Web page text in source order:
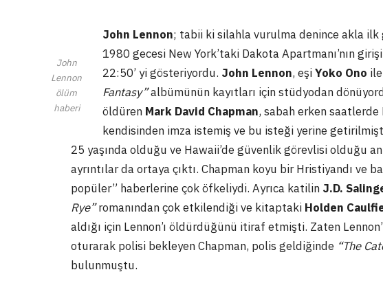
John
Lennon
ölüm
haberi
John Lennon; tabii ki silahla vurulma denince akla ilk
1980 gecesi New York’taki Dakota Apartmanı’nın
22:50’ yi gösteriyordu. John Lennon, eşiYoko Ono
Fantasy”albümünün kayıtları için stüdyodan
öldüren Mark David Chapman, sabah erken saatlerde
kendisinden imza istemiş ve bu isteği yerine
25 yaşında olduğu ve Hawaii’de güvenlik görevlisi olduğu
ayrıntılar da ortaya çıktı. Chapman koyu bir Hristiyandı ve
popüler” haberlerine çok öfkeliydi. Ayrıca katilin J.D.
Rye”romanından çok etkilendiği ve kitaptaki Holden
aldığı için Lennon’ı öldürdüğünü itiraf etmişti. Zaten
oturarak polisi bekleyen Chapman, polis geldiğinde “The
bulunmuştu.